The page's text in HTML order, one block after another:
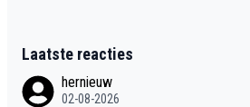
Laatste reacties
hernieuw
02-08-2026